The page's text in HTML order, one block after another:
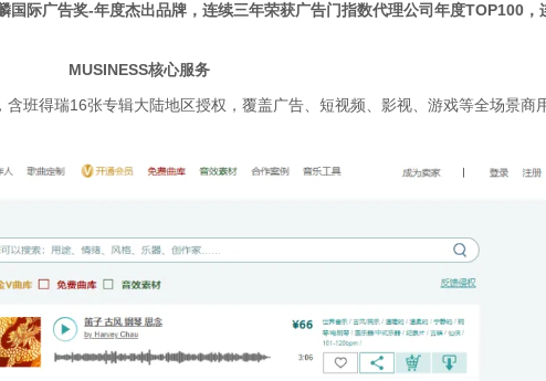
国际广告奖-年度杰出品牌，连续三年荣获广告门指数代理公司年度TOP100
MUSINESS核心服务
含班得瑞16张专辑大陆地区授权，覆盖广告、短视频、影视、游戏等全场景商